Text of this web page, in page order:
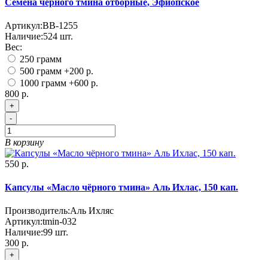
Артикул:BB-1255
Наличие:524 шт.
Вес:
250 грамм
500 грамм +200 р.
1000 грамм +600 р.
800 р.
+
-
В корзину
550 р.
Капсулы «Масло чёрного тмина» Аль Ихлас, 150 кап.
Производитель:Аль Ихляс
Артикул:tmin-032
Наличие:99 шт.
300 р.
+